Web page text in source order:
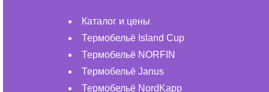
Каталог и цены
Термобельё Island Cup
Термобельё NORFIN
Термобельё Janus
Термобельё NordKapp